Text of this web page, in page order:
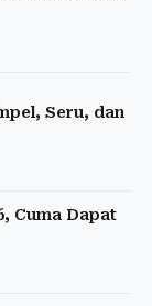
Seru, dan
Cuma Dapat